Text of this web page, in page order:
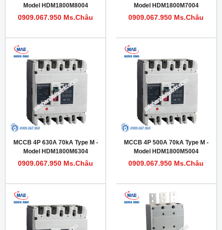
Model HDM1800M8004
0909.067.950 Ms.Châu
Model HDM1800M7004
0909.067.950 Ms.Châu
MCCB 4P 630A 70kA Type M -
Model HDM1800M6304
0909.067.950 Ms.Châu
MCCB 4P 500A 70kA Type M -
Model HDM1800M5004
0909.067.950 Ms.Châu